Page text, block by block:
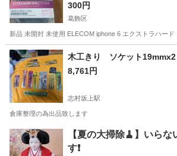
300円
葛飾区
新品 未開封 未使用 ELECOM iphone 6 エクストラハー
東京 葛飾区 その他 ELECOM
8,761円
志村坂上駅
倉庫整理の為出品致します
東京 板橋区 志村坂上駅 その他
【夏の大掃除🧹】いらな
す❗️